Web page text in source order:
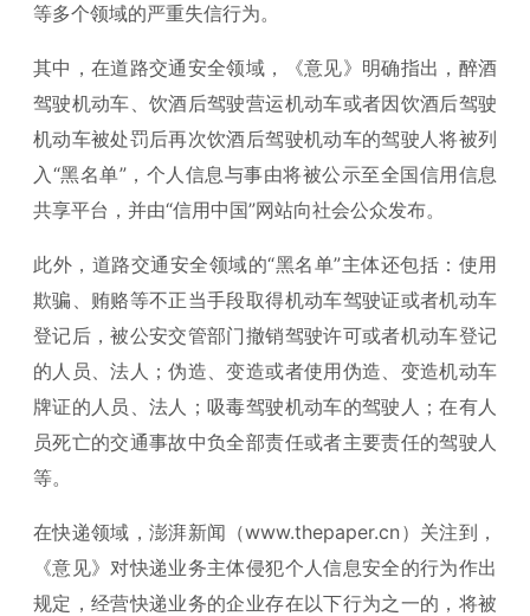
等多个领域的严重失信行为。
其中，在道路交通安全领域，《意见》明确指出，醉酒
驾驶机动车、饮酒后驾驶营运机动车或者因饮酒后驾驶
机动车被处罚后再次饮酒后驾驶机动车的驾驶人将被列
入“黑名单”，个人信息与事由将被公示至全国信用信息
共享平台，并由“信用中国”网站向社会公众发布。
此外，道路交通安全领域的“黑名单”主体还包括：使用
欺骗、贿赂等不正当手段取得机动车驾驶证或者机动车
登记后，被公安交管部门撤销驾驶许可或者机动车登记
的人员、法人；伪造、变造或者使用伪造、变造机动车
牌证的人员、法人；吸毒驾驶机动车的驾驶人；在有人
员死亡的交通事故中负全部责任或者主要责任的驾驶人
等。
在快递领域，澎湃新闻（www.thepaper.cn）关注到，
《意见》对快递业务主体侵犯个人信息安全的行为作出
规定，经营快递业务的企业存在以下行为之一的，将被